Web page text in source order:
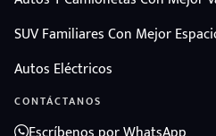
SUV Familiares Con Mejor
Autos Eléctricos
CONTÁCTANOS